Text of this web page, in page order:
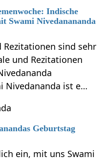
Indische
Swami Nivedanananda
sind sehr
und Rezitationen
Nivedananda ist e…
Geburtstag
ein, mit uns Swami